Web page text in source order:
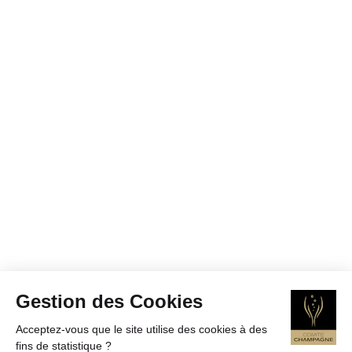
Gestion des Cookies
Acceptez-vous que le site utilise des cookies à des
fins de statistique ?